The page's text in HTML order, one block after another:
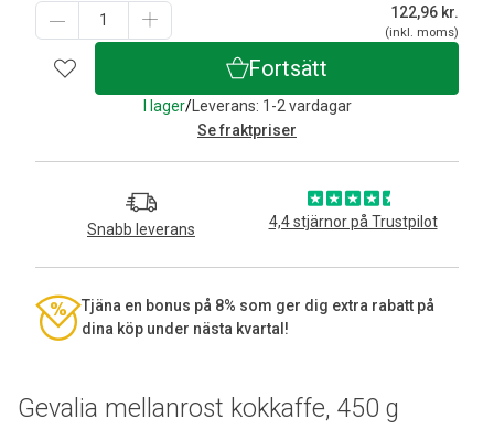
Gevalia mellanrost kokkaffe, 450 g
122,96 kr.
(inkl. moms)
Fortsätt
I lager/Leverans: 1-2 vardagar
Se fraktpriser
Snabb leverans 4,4 stjärnor på Trustpilot
Tjäna en bonus på 8% som ger dig extra rabatt på
dina köp under nästa kvartal!